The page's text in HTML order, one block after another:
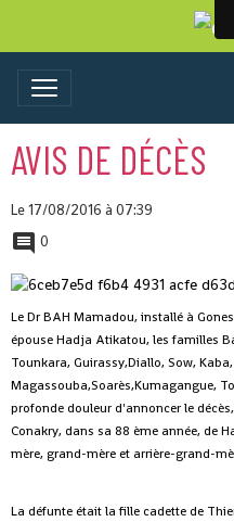
AVIS DE DÉCÈS
Le 17/08/2016 à 07:39
0
Le Dr BAH Mamadou, installé à
épouse Hadja Atikatou, les familles
Tounkara, Guirassy,Diallo, Sow,
Magassouba,Soarès,Kumagangue,
profonde douleur d'annoncer le
Conakry, dans sa 88 ème année, de
mère, grand-mère et arrière-grand-
La défunte était la fille cadette de